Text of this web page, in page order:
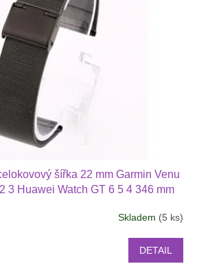
šířka 22 mm Garmin Venu
3 Huawei Watch GT 6 5 4 346 mm
Skladem (5 ks)
DETAIL